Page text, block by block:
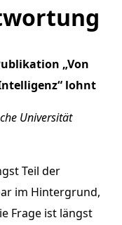
„Von
lohnt
Universität
Teil der
im Hintergrund,
Frage ist längst